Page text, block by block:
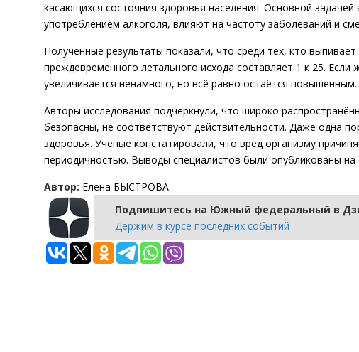
касающихся состояния здоровья населения. Основной
употреблением алкоголя, влияют на частоту заболеваний и
Полученные результаты показали, что среди тех, кто
преждевременного летального исхода составляет 1 к 25.
увеличивается ненамного, но всё равно остаётся повышенным.
Авторы исследования подчеркнули, что широко
безопасны, не соответствуют действительности. Даже одна
здоровья. Ученые констатировали, что вред организму
периодичностью. Выводы специалистов были опубликованы на
Автор: Елена БЫСТРОВА
Подпишитесь на Южный федеральный в
Держим в курсе последних событий